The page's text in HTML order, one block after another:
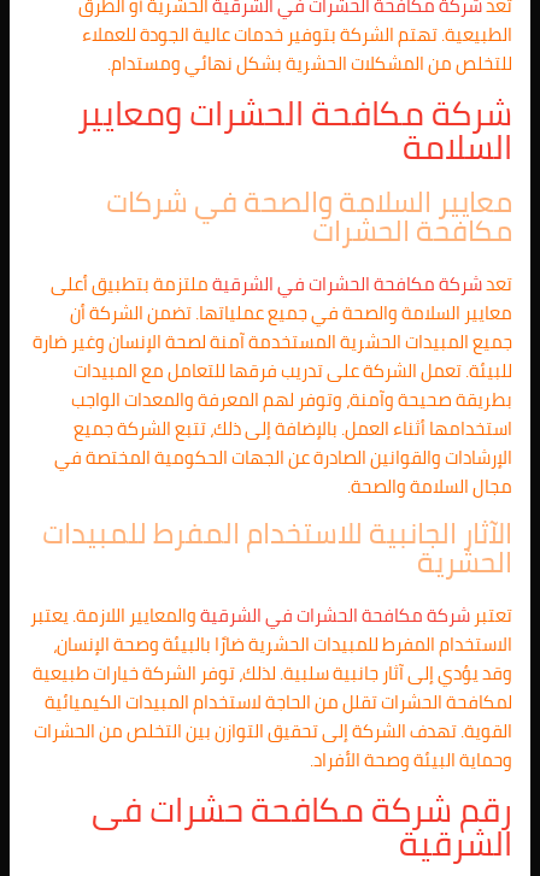
الطبيعية. تهتم الشركة بتوفير خدمات عالية الجودة للعملاء
للتخلص من المشكلات الحشرية بشكل نهائي ومستدام.
شركة مكافحة الحشرات ومعايير
السلامة
معايير السلامة والصحة في شركات
مكافحة الحشرات
تعدشركة مكافحة الحشرات فيالشرقيةملتزمة بتطبيق أعلى
معايير السلامة والصحة في جميع عملياتها. تضمن الشركة أن
جميع المبيدات الحشرية المستخدمة آمنة لصحة الإنسان وغير ضارة
للبيئة. تعمل الشركة على تدريب فرقها للتعامل مع المبيدات
بطريقة صحيحة وآمنة، وتوفر لهم المعرفة والمعدات الواجب
استخدامها أثناء العمل. بالإضافة إلى ذلك، تتبع الشركة جميع
الإرشادات والقوانين الصادرة عن الجهات الحكومية المختصة في
مجال السلامة والصحة.
الآثار الجانبية للاستخدام المفرط للمبيدات
الحشرية
تعتبرشركة مكافحة الحشرات فيالشرقيةوالمعايير اللازمة. يعتبر
الاستخدام المفرط للمبيدات الحشرية ضارًا بالبيئة وصحة الإنسان،
وقد يؤدي إلى آثار جانبية سلبية. لذلك، توفر الشركة خيارات طبيعية
لمكافحة الحشرات تقلل من الحاجة لاستخدام المبيدات الكيميائية
القوية. تهدف الشركة إلى تحقيق التوازن بين التخلص من الحشرات
وحماية البيئة وصحة الأفراد.
رقم شركة مكافحة حشرات فى
الشرقية